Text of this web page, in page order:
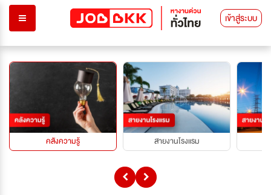
เข้าสู่ระบบ
คลังความรู้ สายงานโรงแรม